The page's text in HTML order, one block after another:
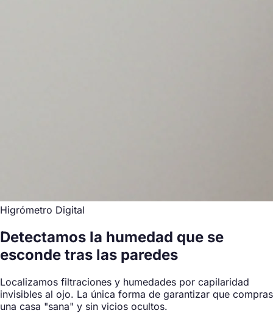
Higrómetro Digital
Detectamos la humedad que se
esconde tras las paredes
Localizamos filtraciones y humedades por capilaridad
invisibles al ojo. La única forma de garantizar que compras
una casa "sana" y sin vicios ocultos.